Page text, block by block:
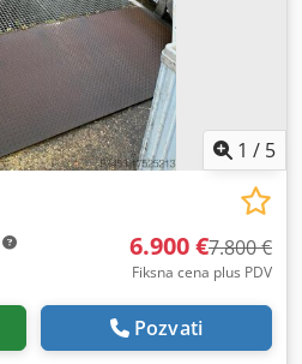
1 / 5
6.900 €7.800 €
Fiksna cena plus PDV
Pozvati